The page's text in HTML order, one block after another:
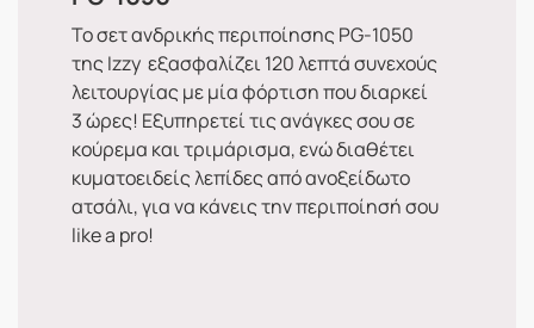
Το σετ ανδρικής περιποίησης PG-1050
της Izzy εξασφαλίζει 120 λεπτά συνεχούς
λειτουργίας με μία φόρτιση που διαρκεί
3 ώρες! Εξυπηρετεί τις ανάγκες σου σε
κούρεμα και τριμάρισμα, ενώ διαθέτει
κυματοειδείς λεπίδες από ανοξείδωτο
ατσάλι, για να κάνεις την περιποίησή σου
like a pro!